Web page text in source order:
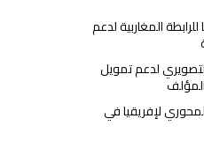
المغاربية لدعم
لدعم تمويل
لإفريقيا في